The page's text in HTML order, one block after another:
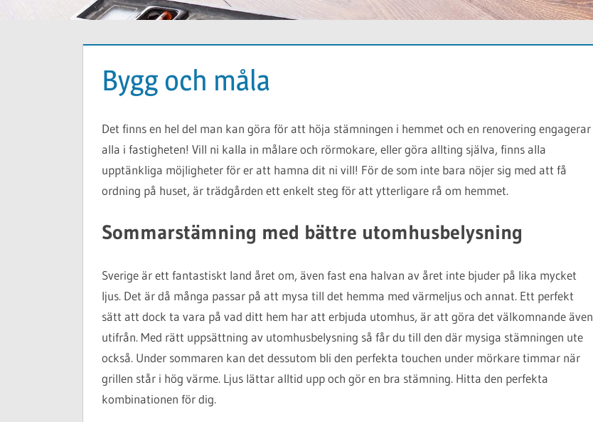
Bygg och måla
Det finns en hel del man kan göra för att höja stämningen i hemmet och en renovering engagerar
alla i fastigheten! Vill ni kalla in målare och rörmokare, eller göra allting själva, finns alla
upptänkliga möjligheter för er att hamna dit ni vill! För de som inte bara nöjer sig med att få
ordning på huset, är trädgården ett enkelt steg för att ytterligare rå om hemmet.
Sommarstämning med bättre utomhusbelysning
Sverige är ett fantastiskt land året om, även fast ena halvan av året inte bjuder på lika mycket
ljus. Det är då många passar på att mysa till det hemma med värmeljus och annat. Ett perfekt
sätt att dock ta vara på vad ditt hem har att erbjuda utomhus, är att göra det välkomnande även
utifrån. Med rätt uppsättning av utomhusbelysning så får du till den där mysiga stämningen ute
också. Under sommaren kan det dessutom bli den perfekta touchen under mörkare timmar när
grillen står i hög värme. Ljus lättar alltid upp och gör en bra stämning. Hitta den perfekta
kombinationen för dig.